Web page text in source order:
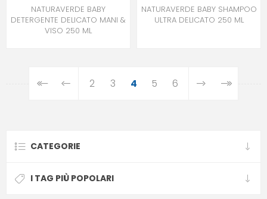
NATURAVERDE BABY
DETERGENTE DELICATO MANI &
VISO 250 ML
NATURAVERDE BABY SHAMPOO
ULTRA DELICATO 250 ML
2 3 4 5 6
CATEGORIE
I TAG PIÙ POPOLARI